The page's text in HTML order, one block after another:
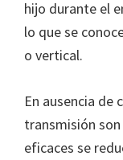
hijo durante el
lo que se
o vertical.
En ausencia de
transmisión
eficaces se